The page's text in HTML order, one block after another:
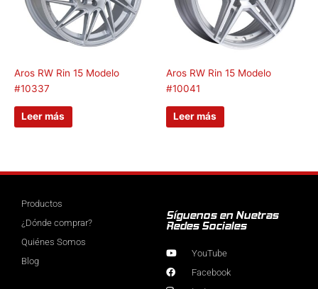
Aros RW Rin 15 Modelo
#10337
Leer más
Aros RW Rin 15 Modelo
#10041
Leer más
Productos
¿Dónde comprar?
Quiénes Somos
Blog
Síguenos en Nuetras
Redes Sociales
YouTube
Facebook